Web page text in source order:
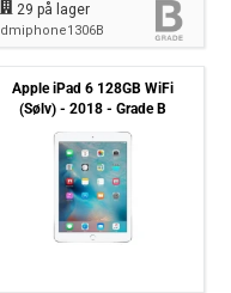
29 på lager
dmiphone1306B
Apple iPad 6 128GB WiFi
(Sølv) - 2018 - Grade B